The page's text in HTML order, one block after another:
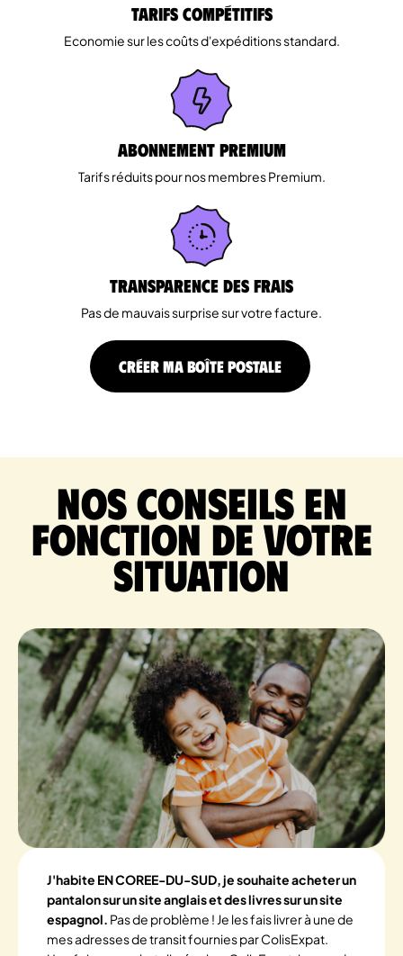
Tarifs Compétitifs
Economie sur les coûts d'expéditions standard.
Abonnement Premium
Tarifs réduits pour nos membres Premium.
Transparence des Frais
Pas de mauvais surprise sur votre facture.
CRÉER MA BOÎTE POSTALE
Nos conseils en
fonction de votre
situation
J'habite EN COREE-DU-SUD, je souhaite acheter un
pantalon sur un site anglais et des livres sur un site
espagnol. Pas de problème ! Je les fais livrer à une de
mes adresses de transit fournies par ColisExpat.